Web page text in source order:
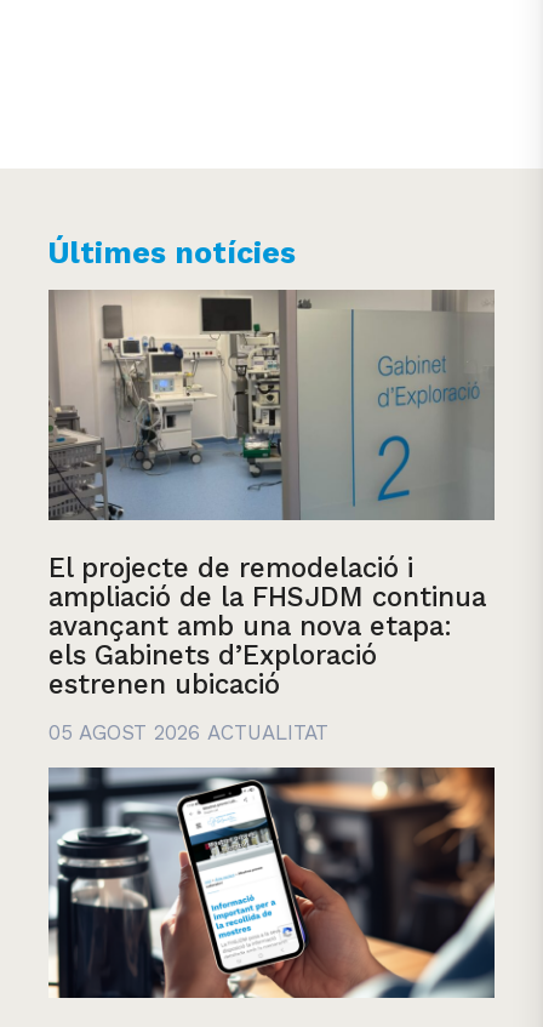
Últimes notícies
El projecte de remodelació i
ampliació de la FHSJDM continua
avançant amb una nova etapa:
els Gabinets d’Exploració
estrenen ubicació
05 AGOST 2026 ACTUALITAT